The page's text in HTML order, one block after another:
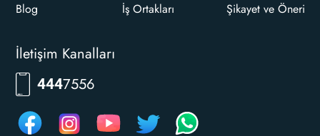
Blog
İş Ortakları
Şikayet ve Öneri
İletişim Kanalları
4447556